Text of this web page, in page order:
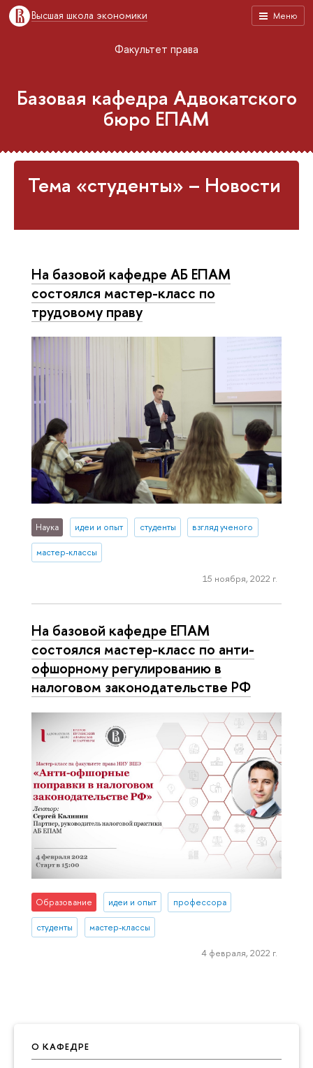
Меню
Высшая школа экономики
О КАФЕДРЕ
Факультет права
Базовая кафедра Адвокатского
бюро ЕПАМ
Тема «студенты» – Новости
На базовой кафедре АБ ЕПАМ
состоялся мастер-класс по
трудовому праву
Наука идеи и опыт студенты взгляд ученого
мастер-классы
15 ноября, 2022 г.
На базовой кафедре ЕПАМ
состоялся мастер-класс по анти-
офшорному регулированию в
налоговом законодательстве РФ
Образование идеи и опыт профессора
студенты мастер-классы
4 февраля, 2022 г.